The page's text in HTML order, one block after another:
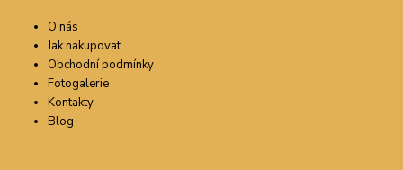
O nás
Jak nakupovat
Obchodní podmínky
Fotogalerie
Kontakty
Blog